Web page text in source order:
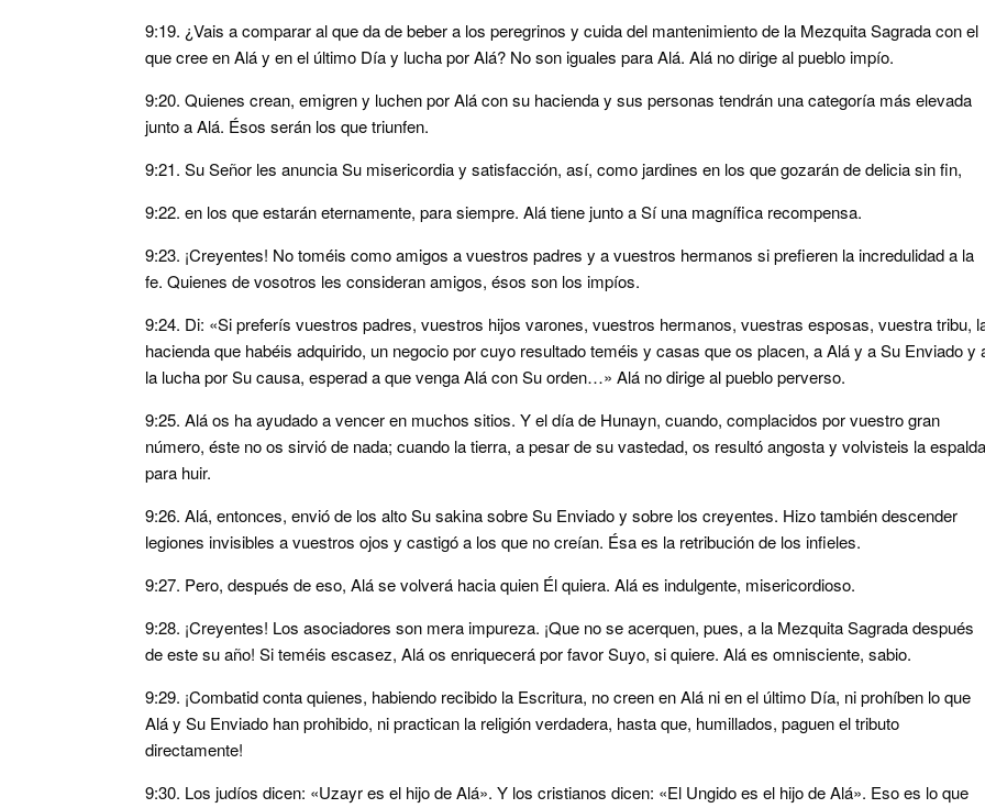
9:19. ¿Vais a comparar al que da de beber a los peregrinos y cuida del mantenimiento de la Mezquita Sagrada con el
que cree en Alá y en el último Día y lucha por Alá? No son iguales para Alá. Alá no dirige al pueblo impío.
9:20. Quienes crean, emigren y luchen por Alá con su hacienda y sus personas tendrán una categoría más elevada
junto a Alá. Ésos serán los que triunfen.
9:21. Su Señor les anuncia Su misericordia y satisfacción, así, como jardines en los que gozarán de delicia sin fin,
9:22. en los que estarán eternamente, para siempre. Alá tiene junto a Sí una magnífica recompensa.
9:23. ¡Creyentes! No toméis como amigos a vuestros padres y a vuestros hermanos si prefieren la incredulidad a la
fe. Quienes de vosotros les consideran amigos, ésos son los impíos.
9:24. Di: «Si preferís vuestros padres, vuestros hijos varones, vuestros hermanos, vuestras esposas, vuestra tribu,
hacienda que habéis adquirido, un negocio por cuyo resultado teméis y casas que os placen, a Alá y a Su Enviado y
la lucha por Su causa, esperad a que venga Alá con Su orden…» Alá no dirige al pueblo perverso.
9:25. Alá os ha ayudado a vencer en muchos sitios. Y el día de Hunayn, cuando, complacidos por vuestro gran
número, éste no os sirvió de nada; cuando la tierra, a pesar de su vastedad, os resultó angosta y volvisteis la espalda
para huir.
9:26. Alá, entonces, envió de los alto Su sakina sobre Su Enviado y sobre los creyentes. Hizo también descender
legiones invisibles a vuestros ojos y castigó a los que no creían. Ésa es la retribución de los infieles.
9:27. Pero, después de eso, Alá se volverá hacia quien Él quiera. Alá es indulgente, misericordioso.
9:28. ¡Creyentes! Los asociadores son mera impureza. ¡Que no se acerquen, pues, a la Mezquita Sagrada después
de este su año! Si teméis escasez, Alá os enriquecerá por favor Suyo, si quiere. Alá es omnisciente, sabio.
9:29. ¡Combatid conta quienes, habiendo recibido la Escritura, no creen en Alá ni en el último Día, ni prohíben lo que
Alá y Su Enviado han prohibido, ni practican la religión verdadera, hasta que, humillados, paguen el tributo
directamente!
9:30. Los judíos dicen: «Uzayr es el hijo de Alá». Y los cristianos dicen: «El Ungido es el hijo de Alá». Eso es lo que